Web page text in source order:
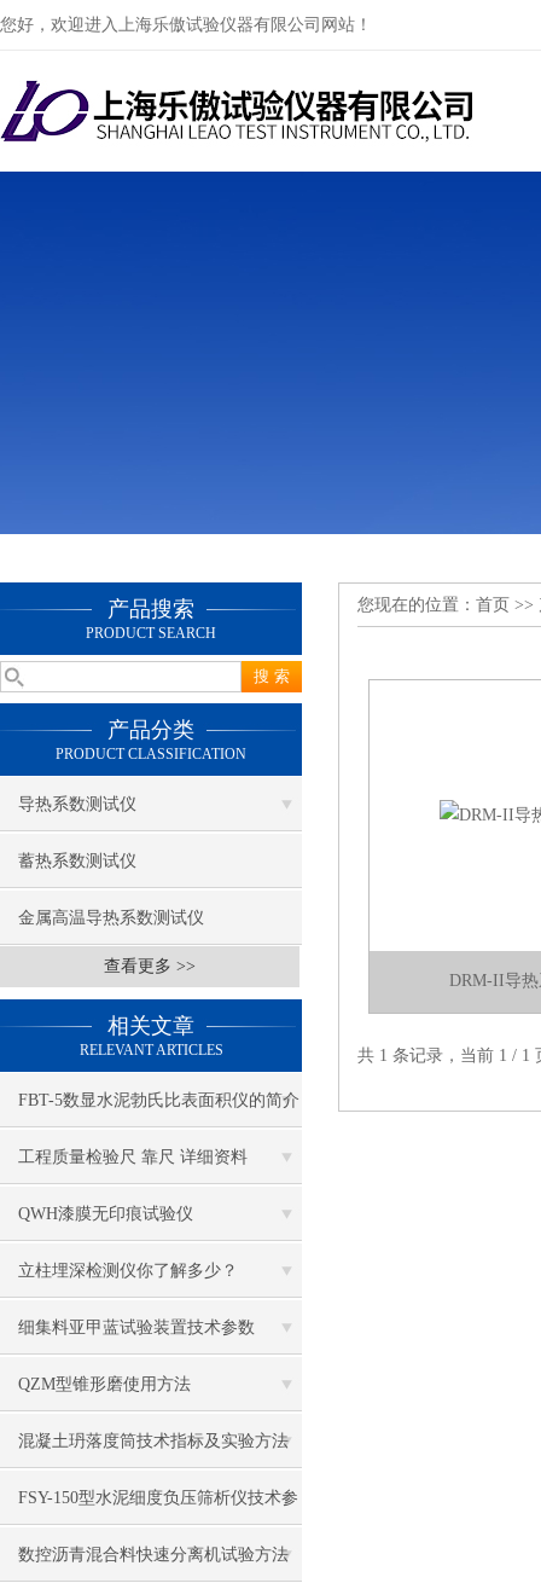
您好，欢迎进入上海乐傲试验仪器有限公司网站！
产品搜索
PRODUCT SEARCH
产品分类
PRODUCT CLASSIFICATION
导热系数测试仪
蓄热系数测试仪
金属高温导热系数测试仪
查看更多 >>
相关文章
RELEVANT ARTICLES
FBT-5数显水泥勃氏比表面积仪的简介
工程质量检验尺 靠尺 详细资料
QWH漆膜无印痕试验仪
立柱埋深检测仪你了解多少？
细集料亚甲蓝试验装置技术参数
QZM型锥形磨使用方法
混凝土玬落度筒技术指标及实验方法
FSY-150型水泥细度负压筛析仪技术参
数
数控沥青混合料快速分离机试验方法
您现在的位置： 首页 >>
DRM-II导
共 1 条记录，当前 1 /